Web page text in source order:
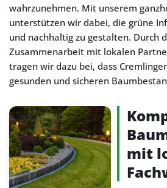
wahrzunehmen. Mit unserem
unterstützen wir dabei, die grüne
und nachhaltig zu gestalten. Durch
Zusammenarbeit mit lokalen
tragen wir dazu bei, dass
gesunden und sicheren
mit